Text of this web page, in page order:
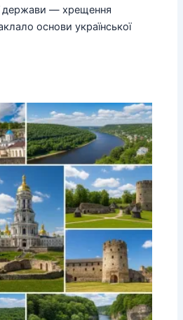
держави — хрещення
основи української